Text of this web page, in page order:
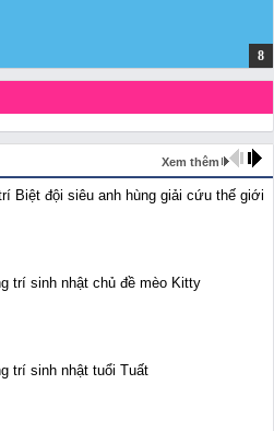
Xem thêm
Biệt đội siêu anh hùng giải cứu thế giới
trí sinh nhật chủ đề mèo Kitty
trí sinh nhật tuổi Tuất